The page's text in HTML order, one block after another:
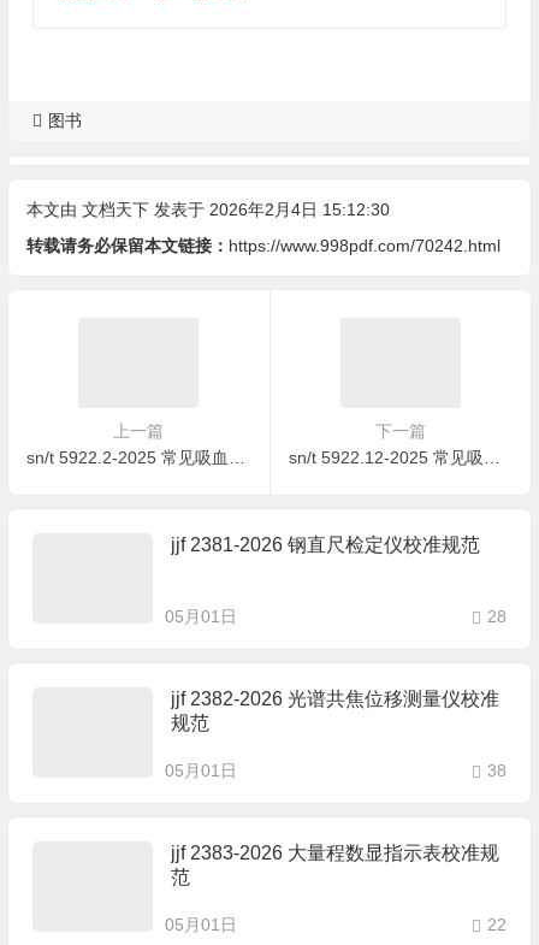
图书
本文由 文档天下发表于 2026年2月4日 15:12:30
转载请务必保留本文链接： https://www.998pdf.com/70242.html
上一篇
下一篇
jjf 2381-2026 钢直尺检定仪校准规范
05月01日 28
jjf 2382-2026 光谱共焦位移测量仪校准
规范
05月01日 38
jjf 2383-2026 大量程数显指示表校准规
范
05月01日 22